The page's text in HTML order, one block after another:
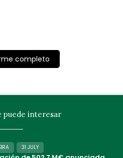
completo
puede interesar
31 JULY